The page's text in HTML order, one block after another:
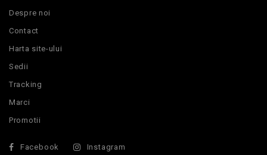
Despre noi
Contact
Harta site-ului
Sedii
Tracking
Marci
Promotii
Facebook Instagram